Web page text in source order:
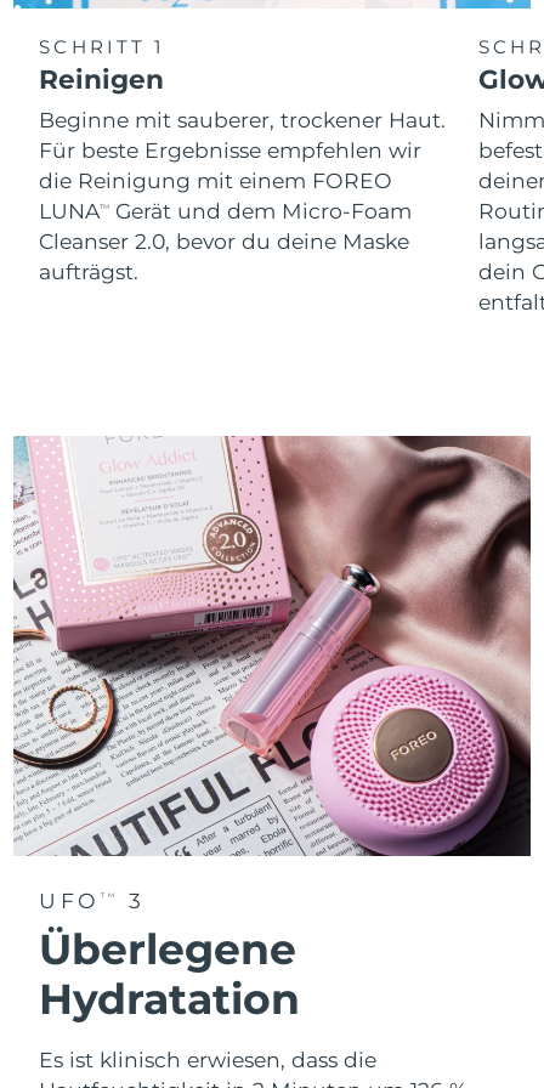
SCHRITT 1
Reinigen
Beginne mit sauberer, trockener Haut.
Für beste Ergebnisse empfehlen wir
die Reinigung mit einem FOREO
LUNATM
Gerät und dem Micro-Foam
Cleanser 2.0, bevor du deine Maske
aufträgst.
dein
UFO TM 3
Überlegene
Hydratation
Es ist klinisch erwiesen, dass die